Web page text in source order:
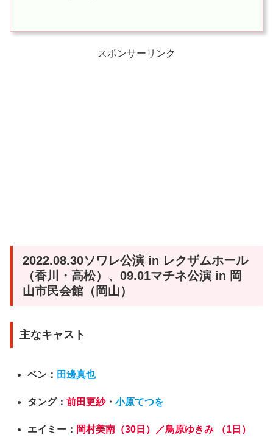
スポンサーリンク
2022.08.30ソワレ公演 in レクザムホール
（香川・高松）、09.01マチネ公演 in 岡
山市民会館（岡山）
主なキャスト
ベン： 田邊真也
タング：前田更紗・小原てつを
エイミー： 岡村美南（30日）／鳥原ゆきみ （1日）